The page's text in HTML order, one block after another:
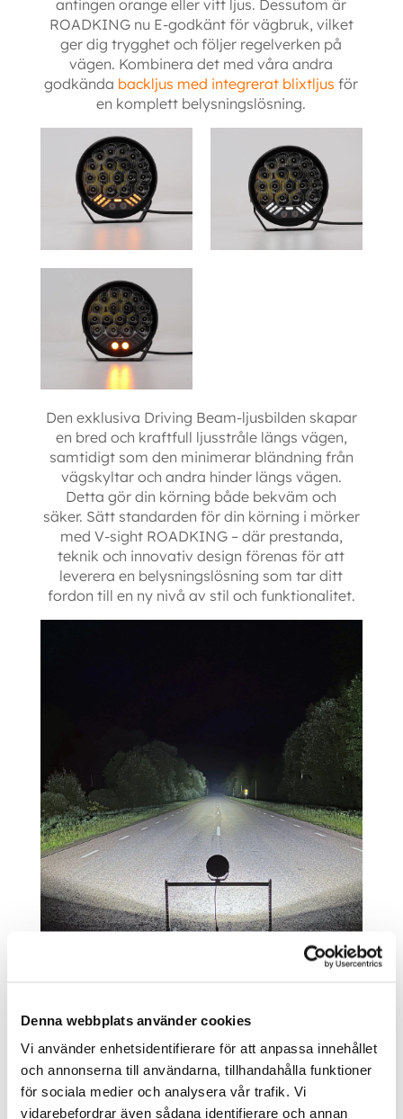
Denna webbplats använder cookies
Vi använder enhetsidentifierare för att anpassa innehållet
och annonserna till användarna, tillhandahålla funktioner
för sociala medier och analysera vår trafik. Vi
vidarebefordrar även sådana identifierare och annan
antingen orange eller vitt ljus. Dessutom är
ROADKING nu E-godkänt för vägbruk, vilket
ger dig trygghet och följer regelverken på
vägen. Kombinera det med våra andra
godkända backljus med integrerat blixtljus för
en komplett belysningslösning.
Den exklusiva Driving Beam-ljusbilden skapar
en bred och kraftfull ljusstråle längs vägen,
samtidigt som den minimerar bländning från
vägskyltar och andra hinder längs vägen.
Detta gör din körning både bekväm och
säker. Sätt standarden för din körning i mörker
med V-sight ROADKING – där prestanda,
teknik och innovativ design förenas för att
leverera en belysningslösning som tar ditt
fordon till en ny nivå av stil och funktionalitet.
Specifikationer:
Drivspänning: 9-36V